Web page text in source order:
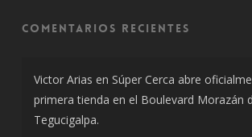
Comentarios recientes
Victor Arias en Súper Cerca abre
primera tienda en el Boulevard Morazán
Tegucigalpa.